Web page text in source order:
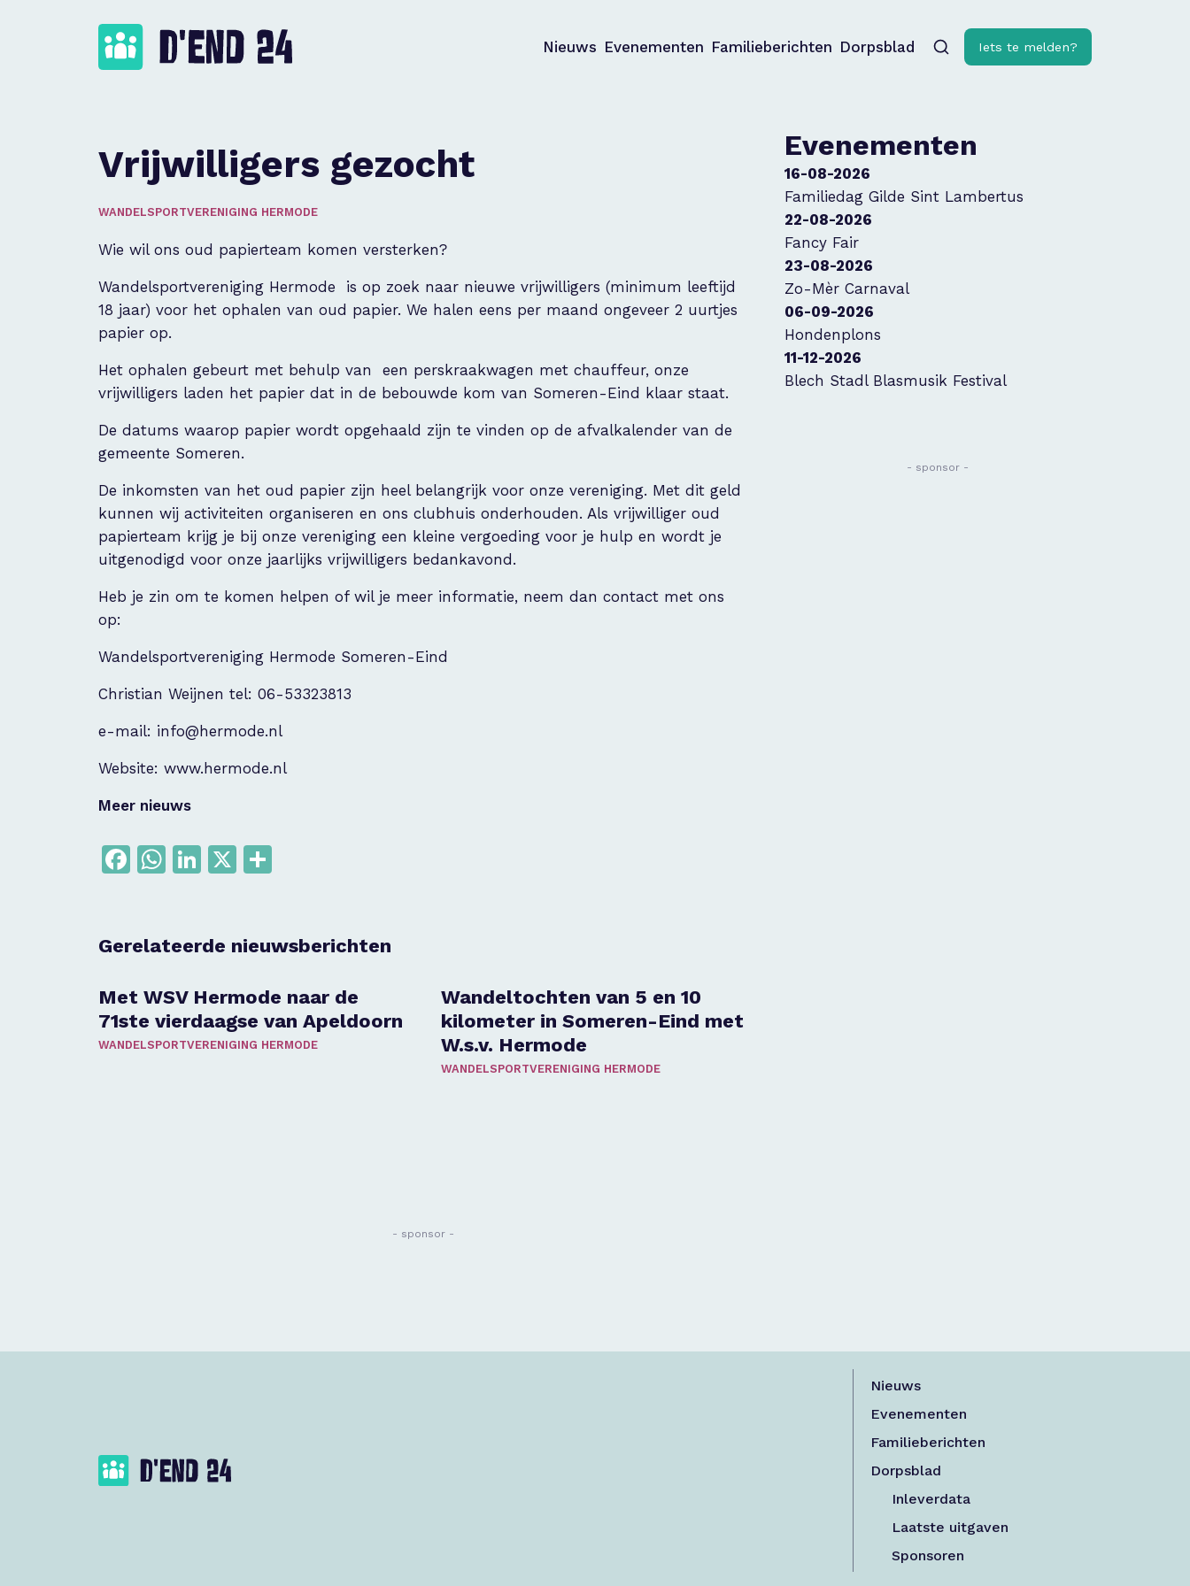
Nieuws Evenementen Familieberichten Dorpsblad Iets te melden?
Vrijwilligers gezocht
WANDELSPORTVERENIGING HERMODE
Wie wil ons oud papierteam komen versterken?
Wandelsportvereniging Hermode is op zoek naar nieuwe vrijwilligers (minimum leeftijd
18 jaar) voor het ophalen van oud papier. We halen eens per maand ongeveer 2 uurtjes
papier op.
Het ophalen gebeurt met behulp van een perskraakwagen met chauffeur, onze
vrijwilligers laden het papier dat in de bebouwde kom van Someren-Eind klaar staat.
De datums waarop papier wordt opgehaald zijn te vinden op de afvalkalender van de
gemeente Someren.
De inkomsten van het oud papier zijn heel belangrijk voor onze vereniging. Met dit geld
kunnen wij activiteiten organiseren en ons clubhuis onderhouden. Als vrijwilliger oud
papierteam krijg je bij onze vereniging een kleine vergoeding voor je hulp en wordt je
uitgenodigd voor onze jaarlijks vrijwilligers bedankavond.
Heb je zin om te komen helpen of wil je meer informatie, neem dan contact met ons
op:
Wandelsportvereniging Hermode Someren-Eind
Christian Weijnen tel: 06-53323813
e-mail: info@hermode.nl
Website: www.hermode.nl
Meer nieuws
Facebook
WhatsApp
LinkedIn
X
Gerelateerde nieuwsberichten
Met WSV Hermode naar de
71ste vierdaagse van Apeldoorn
WANDELSPORTVERENIGING HERMODE
Wandeltochten van 5 en 10
kilometer in Someren-Eind met
W.s.v. Hermode
WANDELSPORTVERENIGING HERMODE
- sponsor -
Evenementen
16-08-2026
Familiedag Gilde Sint Lambertus
22-08-2026
Fancy Fair
23-08-2026
Zo-Mèr Carnaval
06-09-2026
Hondenplons
11-12-2026
Blech Stadl Blasmusik Festival
- sponsor -
Nieuws
Evenementen
Familieberichten
Dorpsblad
Inleverdata
Laatste uitgaven
Sponsoren